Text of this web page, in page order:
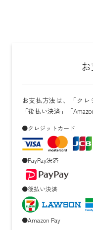
お支払方法は、「クレ
「後払い決済」「
●クレジットカード
●PayPay決済
●後払い決済
●Amazon Pay